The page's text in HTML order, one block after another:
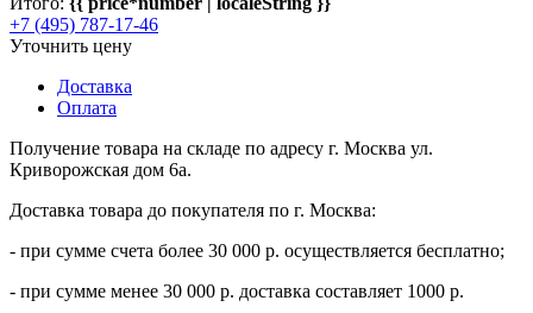
+7 (495) 787-17-46
Уточнить цену
Доставка
Оплата
Получение товара на складе по адресу г. Москва ул.
Криворожская дом 6а.
Доставка товара до покупателя по г. Москва:
- при сумме счета более 30 000 р. осуществляется бесплатно;
- при сумме менее 30 000 р. доставка составляет 1000 р.